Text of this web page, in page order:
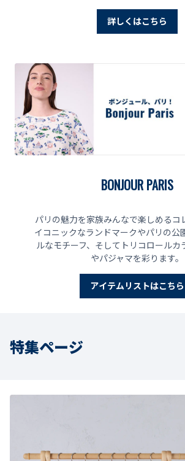
詳しくはこちら
BONJOUR PARIS
パリの魅力を家族みんなで楽しめるコ
イコニックなランドマークやパリの公
ルなモチーフ、そしてトリコロールカ
やパジャマを彩ります。
アイテムリストはこちら
特集ページ